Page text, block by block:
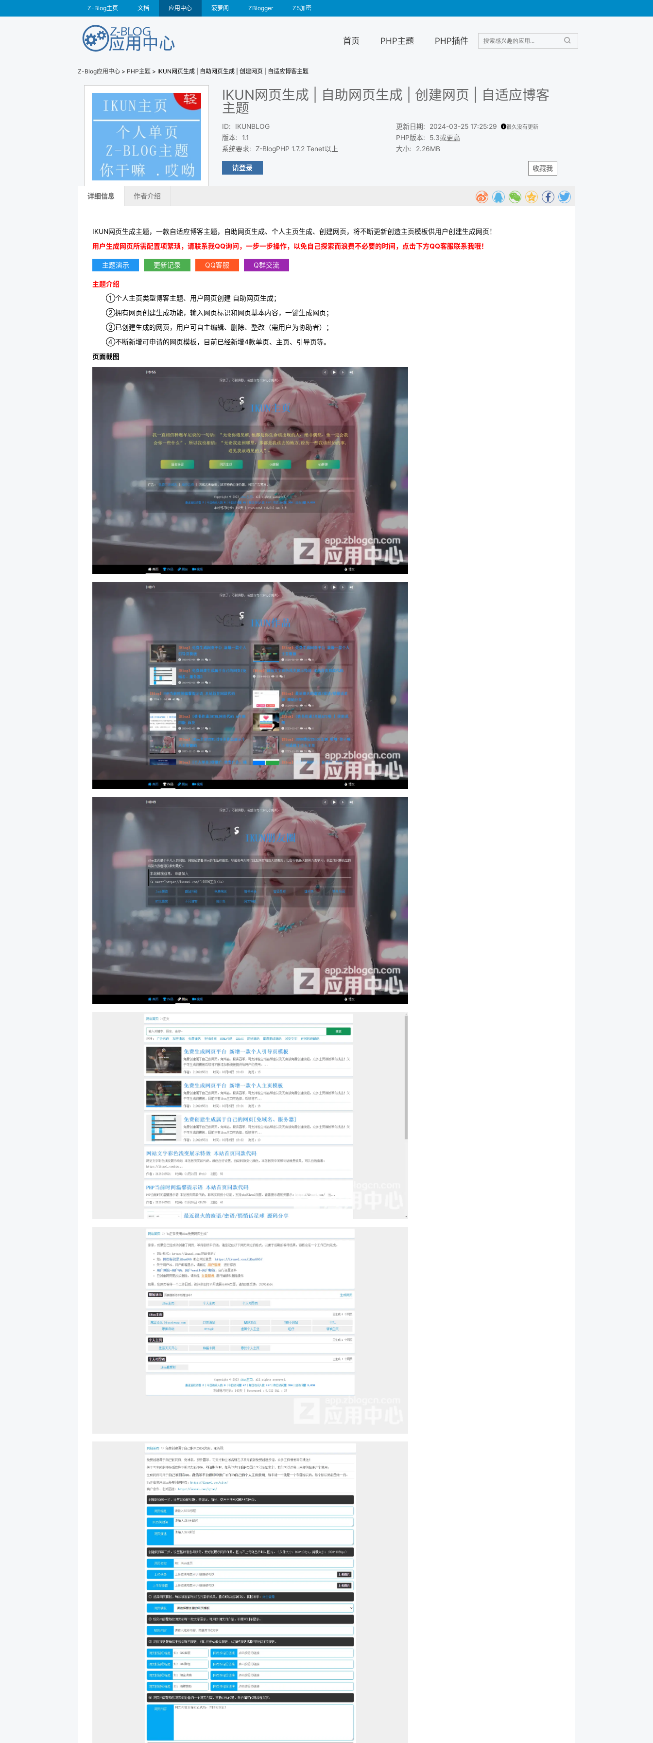
Z-Blog主页 文档 应用中心 菠萝阁 ZBlogger Z5加密
首页 PHP主题 PHP插件
Z-Blog应用中心 > PHP主题 > IKUN网页生成 | 自助网页生成 | 创建网页 | 自适应博客主题
IKUN网页生成 | 自助网页生成 | 创建网页 | 自适应博客
主题
ID:
IKUNBLOG
版本:
1.1
系统要求: Z-BlogPHP 1.7.2 Tenet以上
更新日期: 2024-03-25 17:25:29 很久没有更新
PHP版本: 5.3或更高
大小: 2.26MB
收藏我
请登录
详细信息 作者介绍
IKUN网页生成主题，一款自适应博客主题， 自助网页生成、 个人主页生成、创建网页，将不断更新创造主页模板供用户创建生成网页！
用户生成网页所需配置项繁琐，请联系我QQ询问，一步一步操作，以免自己探索而浪费不必要的时间，点击下方QQ客服联系我哦！
主题演示 更新记录 QQ客服 Q群交流
主题介绍
①个人主页类型博客主题、用户网页创建 自助网页生成；
②拥有网页创建生成功能，输入网页标识和网页基本内容，一键生成网页；
③已创建生成的网页，用户可自主编辑、删除、整改（需用户为协助者）；
④不断新增可申请的网页模板，目前已经新增4款单页、主页、引导页等。
页面截图